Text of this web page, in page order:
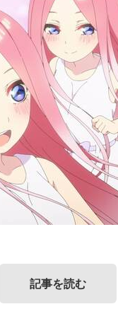
記事を読む